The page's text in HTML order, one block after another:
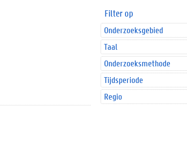
Filter op
Onderzoeksgebied
Taal
Onderzoeksmethode
Tijdsperiode
Regio